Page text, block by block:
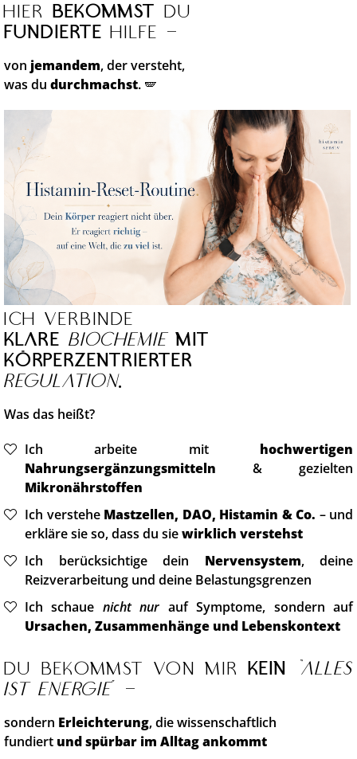
Hier bekommst du
fundierte Hilfe –
von jemandem, der versteht,
was du durchmachst. 🪽
Ich verbinde
klare Biochemiemit
körperzentrierter
Regulation.
Was das heißt?
Ich arbeite mithochwertigen
Nahrungsergänzungsmitteln & gezielten
Mikronährstoffen
Ich versteheMastzellen, DAO, Histamin & Co. – und
erkläre sie so, dass du siewirklich verstehst
Ich berücksichtige dein Nervensystem, deine
Reizverarbeitung und deine Belastungsgrenzen
Ich schaue nicht nur auf Symptome, sondern auf
Ursachen, Zusammenhänge und Lebenskontext
Du bekommst von mirkein
“Alles
ist Energie” –
sondern Erleichterung, die wissenschaftlich
fundiert und spürbar im Alltag ankommt